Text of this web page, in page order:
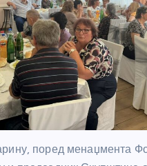
поред менаџмента